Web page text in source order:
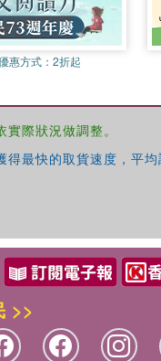
惠方式：2折起
際狀況做調整。
最快的取貨速度，平均
>>